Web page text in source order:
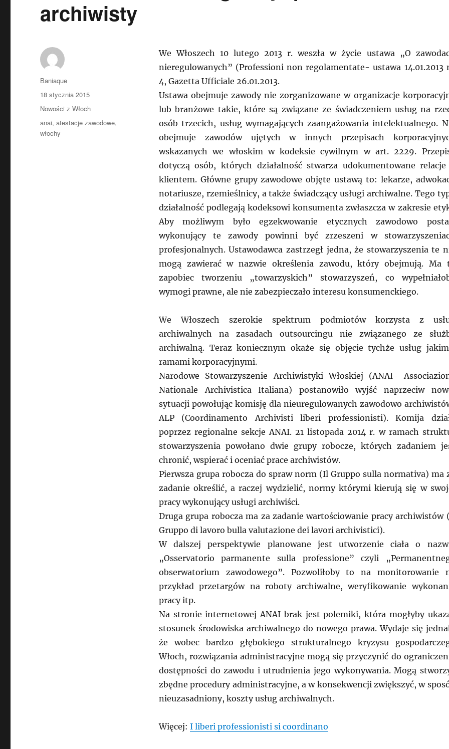
archiwisty
We Włoszech 10 lutego 2013 r. weszła w życie ustawa „O
nieregulowanych” (Professioni non regolamentate- ustawa 14.01.2013
4, Gazetta Ufficiale 26.01.2013.
Ustawa obejmuje zawody nie zorganizowane w organizacje
lub branżowe takie, które są związane ze świadczeniem usług na
osób trzecich, usług wymagających zaangażowania intelektualnego.
obejmuje zawodów ujętych w innych przepisach
wskazanych we włoskim w kodeksie cywilnym w art. 2229.
dotyczą osób, których działalność stwarza udokumentowane
klientem. Główne grupy zawodowe objęte ustawą to: lekarze,
notariusze, rzemieślnicy, a także świadczący usługi archiwalne. Tego
działalność podlegają kodeksowi konsumenta zwłaszcza w zakresie
Aby możliwym było egzekwowanie etycznych zawodowo
wykonujący te zawody powinni być zrzeszeni w
profesjonalnych. Ustawodawca zastrzegł jedna, że stowarzyszenia te
mogą zawierać w nazwie określenia zawodu, który obejmują. Ma
zapobiec tworzeniu „towarzyskich” stowarzyszeń, co
wymogi prawne, ale nie zabezpieczało interesu konsumenckiego.
We Włoszech szerokie spektrum podmiotów korzysta z
archiwalnych na zasadach outsourcingu nie związanego ze
archiwalną. Teraz koniecznym okaże się objęcie tychże usług
ramami korporacyjnymi.
Narodowe Stowarzyszenie Archiwistyki Włoskiej (ANAI-
Nationale Archivistica Italiana) postanowiło wyjść naprzeciw
sytuacji powołując komisję dla nieuregulowanych zawodowo
ALP (Coordinamento Archivisti liberi professionisti). Komija
poprzez regionalne sekcje ANAI. 21 listopada 2014 r. w ramach
stowarzyszenia powołano dwie grupy robocze, których zadaniem
chronić, wspierać i oceniać prace archiwistów.
Pierwsza grupa robocza do spraw norm (Il Gruppo sulla normativa) ma
zadanie określić, a raczej wydzielić, normy którymi kierują się w
pracy wykonujący usługi archiwiści.
Druga grupa robocza ma za zadanie wartościowanie pracy archiwistów
Gruppo di lavoro bulla valutazione dei lavori archivistici).
W dalszej perspektywie planowane jest utworzenie ciała o
„Osservatorio parmanente sulla professione” czyli
obserwatorium zawodowego”. Pozwoliłoby to na monitorowanie
przykład przetargów na roboty archiwalne, weryfikowanie
pracy itp.
Na stronie internetowej ANAI brak jest polemiki, która mogłyby
stosunek środowiska archiwalnego do nowego prawa. Wydaje się
że wobec bardzo głębokiego strukturalnego kryzysu
Włoch, rozwiązania administracyjne mogą się przyczynić do
dostępności do zawodu i utrudnienia jego wykonywania. Mogą
zbędne procedury administracyjne, a w konsekwencji zwiększyć, w
nieuzasadniony, koszty usług archiwalnych.
Więcej: I liberi professionisti si coordinano
Autor
Baniaque
Data
publikacji
18 stycznia 2015
Kategorie
Nowości z Włoch
Tagi
anai,atestacje zawodowe,
włochy